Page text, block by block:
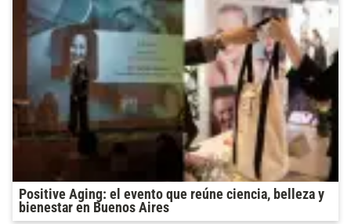
Positive Aging: el evento que reúne ciencia, belleza y
bienestar en Buenos Aires